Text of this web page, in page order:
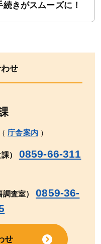
きがスムーズに！
せ
庁舎案内）
）
0859-66-311
査室）
0859-36-
せ